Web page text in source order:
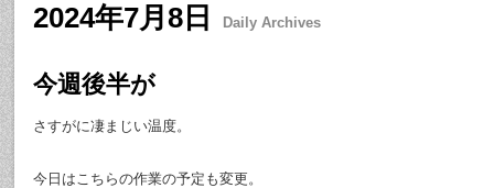
2024年7月8日 Daily Archives
今週後半が
さすがに凄まじい温度。
今日はこちらの作業の予定も変更。